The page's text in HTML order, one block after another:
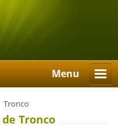
Menu
Tronco
Tronco